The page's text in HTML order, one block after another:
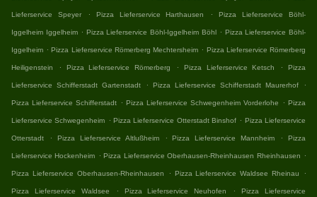
Lieferservice Speyer . Pizza Lieferservice Harthausen . Pizza Lieferservice Böhl-
Iggelheim Iggelheim . Pizza Lieferservice Böhl-Iggelheim Böhl . Pizza Lieferservice Böhl-
Iggelheim . Pizza Lieferservice Römerberg Mechtersheim . Pizza Lieferservice Römerberg
Heiligenstein . Pizza Lieferservice Römerberg . Pizza Lieferservice Ketsch . Pizza
Lieferservice Schifferstadt Gartenstadt . Pizza Lieferservice Schifferstadt Maurerhof .
Pizza Lieferservice Schifferstadt . Pizza Lieferservice Schwegenheim Vorderlohe . Pizza
Lieferservice Schwegenheim . Pizza Lieferservice Otterstadt Binshof . Pizza Lieferservice
Otterstadt . Pizza Lieferservice Altlußheim . Pizza Lieferservice Mannheim . Pizza
Lieferservice Hockenheim . Pizza Lieferservice Oberhausen-Rheinhausen Rheinhausen .
Pizza Lieferservice Oberhausen-Rheinhausen . Pizza Lieferservice Waldsee Rheinau .
Pizza Lieferservice Waldsee . Pizza Lieferservice Neuhofen . Pizza Lieferservice